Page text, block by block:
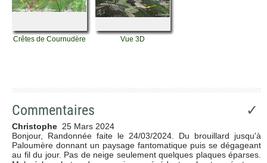
Crêtes de Cournudère Vue 3D
Commentaires ✓
Christophe 25 Mars 2024
Bonjour, Randonnée faite le 24/03/2024. Du brouillard jusqu'à
Paloumère donnant un paysage fantomatique puis se dégageant
au fil du jour. Pas de neige seulement quelques plaques éparses.